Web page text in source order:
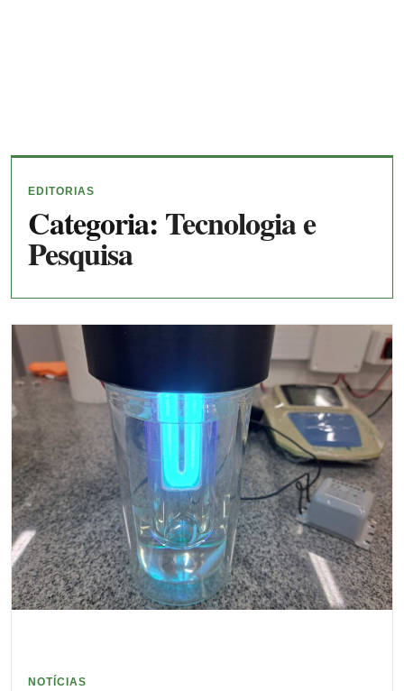
EDITORIAS
Categoria: Tecnologia e
Pesquisa
NOTÍCIAS